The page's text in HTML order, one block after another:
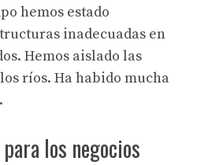
hemos estado
inadecuadas en
Hemos aislado las
ríos. Ha habido mucha
los negocios